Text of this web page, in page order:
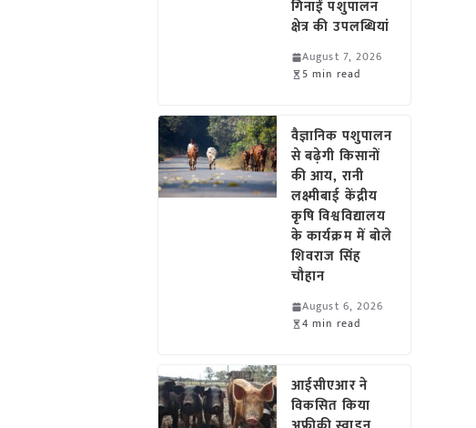
गिनाईं पशुपालन
क्षेत्र की उपलब्धियां
August 7, 2026
5 min read
वैज्ञानिक पशुपालन
से बढ़ेगी किसानों
की आय, रानी
लक्ष्मीबाई केंद्रीय
कृषि विश्वविद्यालय
के कार्यक्रम में बोले
शिवराज सिंह
चौहान
August 6, 2026
4 min read
आईसीएआर ने
विकसित किया